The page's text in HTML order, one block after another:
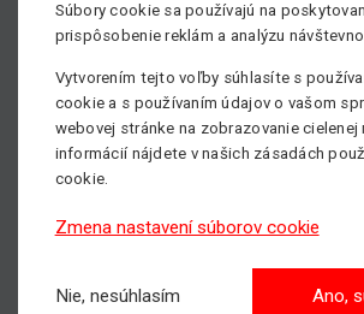
Potrebujete si prenajať pracovnú
potrebujete poradiť pri výbere vhodného
Súbory cookie sa používajú na
prispôsobenie reklám a analýzu
Vytvorením tejto voľby súhlasíte s
cookie a s používaním údajov o vašom
webovej stránke na zobrazovanie cielenej
informácií nájdete v našich zásadách
cookie.
Zmena nastavení súborov cookie
Nie, nesúhlasím Ano,